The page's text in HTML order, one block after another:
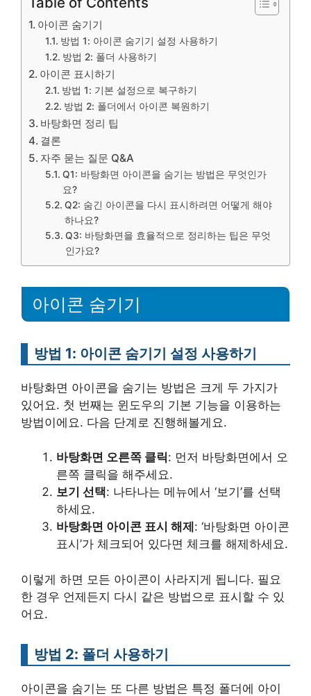
아이콘 숨기기
방법 1: 아이콘 숨기기 설정 사용하기
방법 2: 폴더 사용하기
아이콘 표시하기
방법 1: 기본 설정으로 복구하기
방법 2: 폴더에서 아이콘 복원하기
바탕화면 정리 팁
결론
자주 묻는 질문 Q&A
Q1: 바탕화면 아이콘을 숨기는 방법은 무엇인가
요?
Q2: 숨긴 아이콘을 다시 표시하려면 어떻게 해야
하나요?
Q3: 바탕화면을 효율적으로 정리하는 팁은 무엇
인가요?
아이콘 숨기기
방법 1: 아이콘 숨기기 설정 사용하기
바탕화면 아이콘을 숨기는 방법은 크게 두 가지가
있어요. 첫 번째는 윈도우의 기본 기능을 이용하는
방법이에요. 다음 단계로 진행해볼게요.
바탕화면 오른쪽 클릭: 먼저 바탕화면에서 오
른쪽 클릭을 해주세요.
보기 선택: 나타나는 메뉴에서 ‘보기’를 선택
하세요.
바탕화면 아이콘 표시 해제 : ‘바탕화면 아이콘
표시’가 체크되어 있다면 체크를 해제하세요.
이렇게 하면 모든 아이콘이 사라지게 됩니다. 필요
한 경우 언제든지 다시 같은 방법으로 표시할 수 있
어요.
방법 2: 폴더 사용하기
아이콘을 숨기는 또 다른 방법은 특정 폴더에 아이